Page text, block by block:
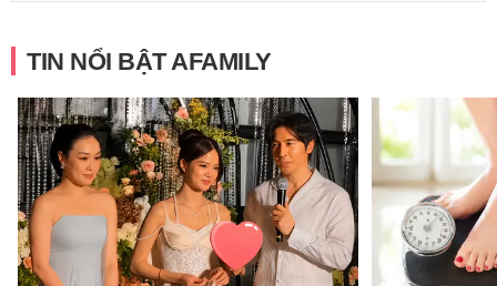
TIN NỔI BẬT AFAMILY